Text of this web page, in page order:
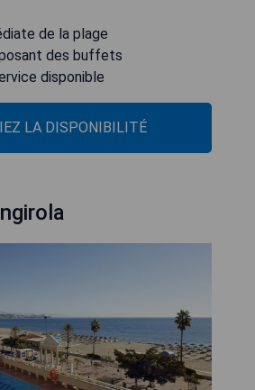
de la plage
des buffets
disponible
LA DISPONIBILITÉ